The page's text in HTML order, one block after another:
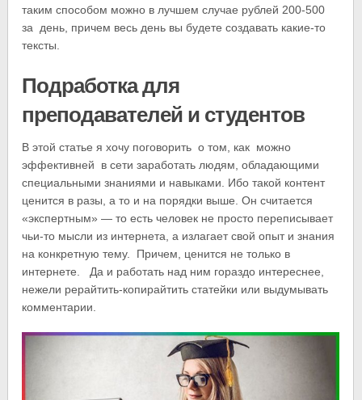
таким способом можно в лучшем случае рублей 200-500
за день, причем весь день вы будете создавать какие-то
тексты.
Подработка для
преподавателей и студентов
В этой статье я хочу поговорить о том, как можно
эффективней в сети заработать людям, обладающими
специальными знаниями и навыками. Ибо такой контент
ценится в разы, а то и на порядки выше. Он считается
«экспертным» — то есть человек не просто переписывает
чьи-то мысли из интернета, а излагает свой опыт и знания
на конкретную тему. Причем, ценится не только в
интернете. Да и работать над ним гораздо интереснее,
нежели рерайтить-копирайтить статейки или выдумывать
комментарии.